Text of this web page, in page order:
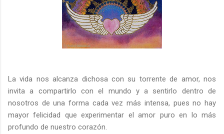
La vida nos alcanza dichosa con su torrente de amor, nos
invita a compartirlo con el mundo y a sentirlo dentro de
nosotros de una forma cada vez más intensa, pues no hay
mayor felicidad que experimentar el amor puro en lo más
profundo de nuestro corazón.